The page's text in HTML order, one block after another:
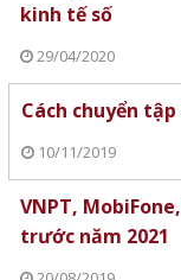
kinh tế số
29/04/2020
Cách chuyển
10/11/2019
VNPT,
trước năm 2021